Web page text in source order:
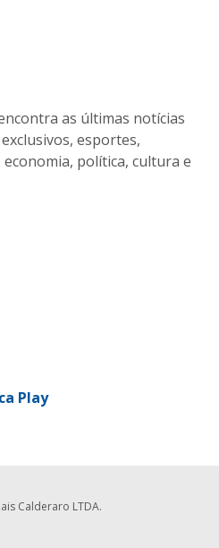
as últimas notícias
esportes,
política, cultura e
Play
Calderaro LTDA.